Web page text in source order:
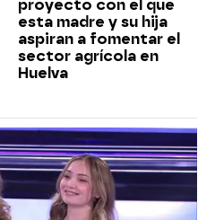
proyecto con el que
esta madre y su hija
aspiran a fomentar el
sector agrícola en
Huelva